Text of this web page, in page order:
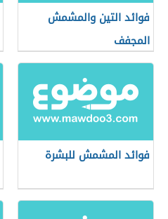
فوائد التين والمشمش
المجفف
فوائد المشمش للبشرة